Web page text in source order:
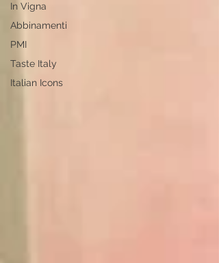
In Vigna
Abbinamenti
PMI
Taste Italy
Italian Icons